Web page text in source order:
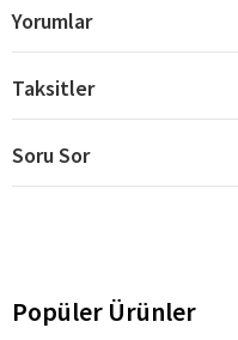
Yorumlar
Taksitler
Soru Sor
Popüler Ürünler